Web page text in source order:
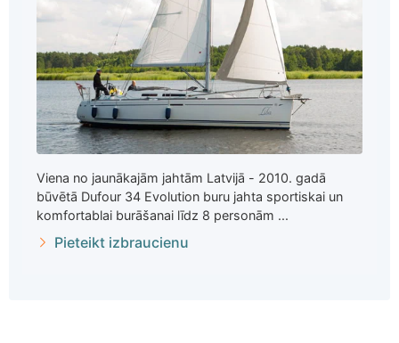
Viena no jaunākajām jahtām Latvijā - 2010. gadā
būvētā Dufour 34 Evolution buru jahta sportiskai un
komfortablai burāšanai līdz 8 personām ...
Pieteikt izbraucienu